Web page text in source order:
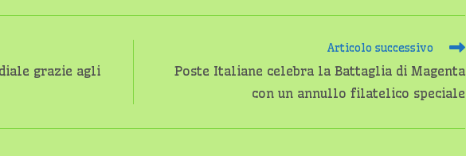
grazie agli
Articolo successivo
Poste Italiane celebra la Battaglia di Magenta
con un annullo filatelico speciale